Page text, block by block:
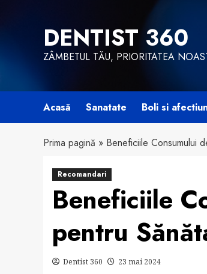
DENTIST 360
ZÂMBETUL TĂU, PRIORITATEA
Acasă Sanatate Boli si
Prima pagină » Beneficiile Consumului
Recomandari
Beneficiile
pentru
Dentist 360 23 mai 2024